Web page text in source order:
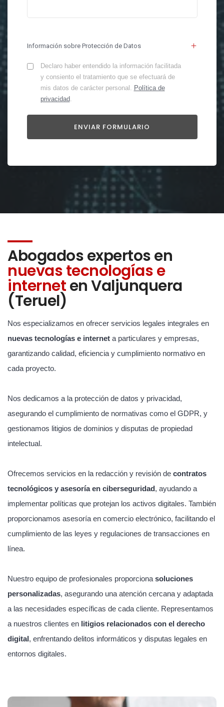
Información sobre Protección de Datos
Declaro haber entendido la información facilitada
y consiento el tratamiento que se efectuará de
mis datos de carácter personal. Política de
privacidad.
Abogados expertos en
nuevas tecnologías e
interneten Valjunquera
(Teruel)
Nos especializamos en ofrecer servicios legales integrales en
nuevas tecnologías e internet a particulares y empresas,
garantizando calidad, eficiencia y cumplimiento normativo en
cada proyecto.
Nos dedicamos a la protección de datos y privacidad,
asegurando el cumplimiento de normativas como el GDPR, y
gestionamos litigios de dominios y disputas de propiedad
intelectual.
Ofrecemos servicios en la redacción y revisión de contratos
tecnológicos y asesoría en ciberseguridad, ayudando a
implementar políticas que protejan los activos digitales. También
proporcionamos asesoría en comercio electrónico, facilitando el
cumplimiento de las leyes y regulaciones de transacciones en
línea.
Nuestro equipo de profesionales proporciona soluciones
personalizadas, asegurando una atención cercana y adaptada
a las necesidades específicas de cada cliente. Representamos
a nuestros clientes en litigios relacionados con el derecho
digital, enfrentando delitos informáticos y disputas legales en
entornos digitales.